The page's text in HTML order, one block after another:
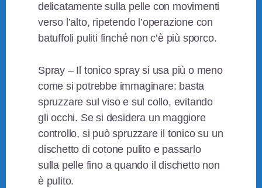
delicatamente sulla pelle con movimenti
verso l’alto, ripetendo l’operazione con
batuffoli puliti finché non c’è più sporco.
Spray – Il tonico spray si usa più o meno
come si potrebbe immaginare: basta
spruzzare sul viso e sul collo, evitando
gli occhi. Se si desidera un maggiore
controllo, si può spruzzare il tonico su un
dischetto di cotone pulito e passarlo
sulla pelle fino a quando il dischetto non
è pulito.